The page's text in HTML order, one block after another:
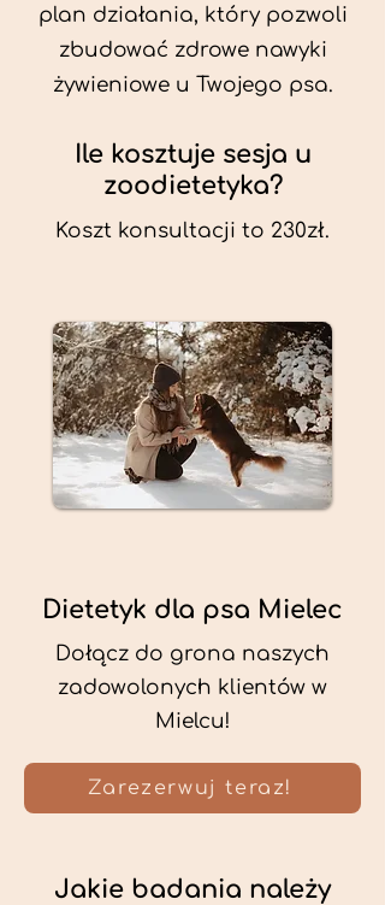
plan działania, który pozwoli
zbudować zdrowe nawyki
żywieniowe u Twojego psa.
Ile kosztuje sesja u
zoodietetyka?
Koszt konsultacji to 230zł.
Dietetyk dla psa Mielec
Dołącz do grona naszych
zadowolonych klientów w
Mielcu!
Zarezerwuj teraz!
Jakie badania należy